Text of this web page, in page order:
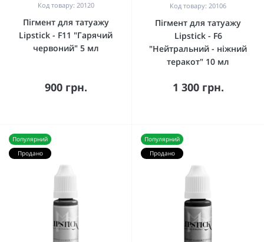
Код товару: 20120
Пігмент для татуажу
Lipstick - F11 "Гарячий
червоний" 5 мл
900 грн.
Код товару: 20106
Пігмент для татуажу
Lipstick - F6
"Нейтральний - ніжний
теракот" 10 мл
1 300 грн.
Популярний
Продано
Популярний
Продано